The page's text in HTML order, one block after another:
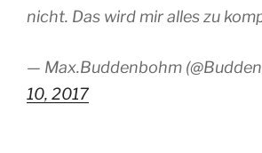
nicht. Das wird mir alles zu
— Max.Buddenbohm
10, 2017